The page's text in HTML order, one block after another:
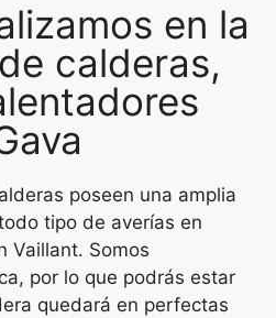
en la
calderas,
poseen una amplia
tipo de averías en
Vaillant. Somos
por lo que podrás estar
quedará en perfectas